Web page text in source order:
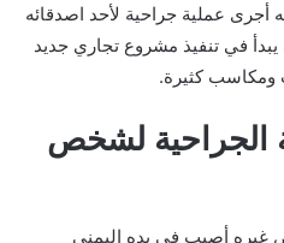
أجرى عملية جراحية لأحد اصدقائه
في تنفيذ مشروع تجاري جديد
ومكاسب كثيرة.
الجراحية لشخص
أصيب في يده اليمنى